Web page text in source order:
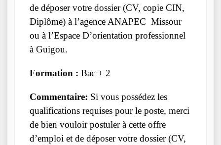
de déposer votre dossier (CV, copie CIN,
Diplôme) à l’agence ANAPEC Missour
ou à l’Espace D’orientation professionnel
à Guigou.
Formation : Bac + 2
Commentaire: Si vous possédez les
qualifications requises pour le poste, merci
de bien vouloir postuler à cette offre
d’emploi et de déposer votre dossier (CV,